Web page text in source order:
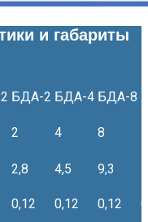
и габариты
БДА-2 БДА-4 БДА-8
2 4 8
2,8 4,5 9,3
0,12 0,12 0,12